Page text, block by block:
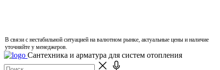
В связи с нестабильной ситуацией на валютном рынке, актуальные цены и наличие
уточняйте у менеджеров.
Сантехника и арматура для систем отопления